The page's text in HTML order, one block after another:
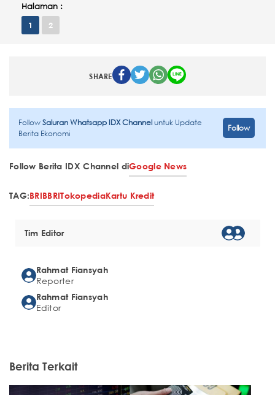
Halaman :
1 2
SHARE
FollowSaluran Whatsapp IDX Channeluntuk Update
Berita Ekonomi
Follow
Follow Berita IDX Channel diGoogle News
TAG:BRIBBRITokopediaKartu Kredit
Tim Editor
Rahmat Fiansyah
Reporter
Rahmat Fiansyah
Editor
Berita Terkait